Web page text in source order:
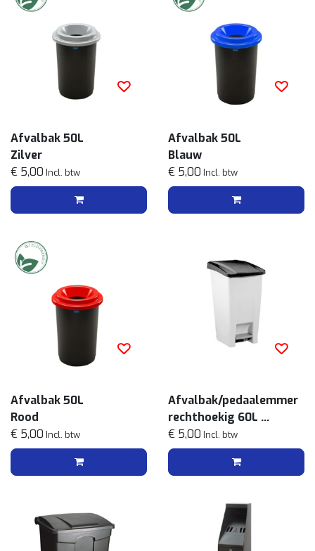
Afvalbak 50L
Zilver
€ 5,00 Incl. btw
Afvalbak 50L
Blauw
€ 5,00 Incl. btw
Afvalbak 50L
Rood
€ 5,00 Incl. btw
Afvalbak/pedaalemmer
rechthoekig 60L
Grijs
€ 5,00 Incl. btw